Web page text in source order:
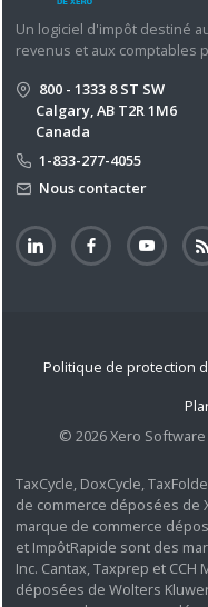
Un logiciel d'impôt destiné
revenus et aux comptables
800 - 1333 8 ST SW
Calgary, AB T2R 1M6
Canada
1-833-277-4055
Nous contacter
Politique de protection
© 2026 Xero
TaxCycle, DoxCycle,
de commerce déposées de
marque de commerce
et ImpôtRapide sont des
Inc. Cantax, Taxprep et
déposées de Wolters